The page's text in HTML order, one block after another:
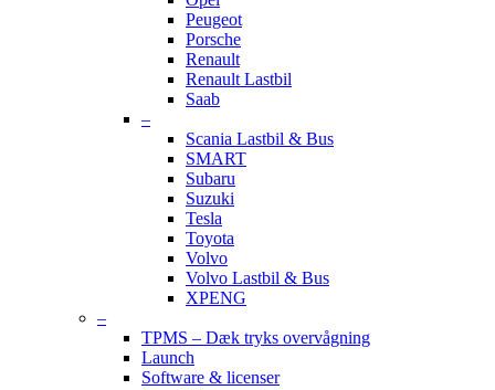
Peugeot
Porsche
Renault
Renault Lastbil
Saab
–
Scania Lastbil & Bus
SMART
Subaru
Suzuki
Tesla
Toyota
Volvo
Volvo Lastbil & Bus
XPENG
–
TPMS – Dæk tryks overvågning
Launch
Software & licenser